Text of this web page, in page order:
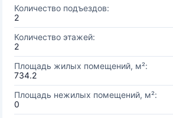
Количество подъездов:
2
Количество этажей:
2
Площадь жилых помещений, м²:
734.2
Площадь нежилых помещений, м²:
0